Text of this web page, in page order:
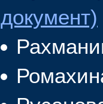
документ)